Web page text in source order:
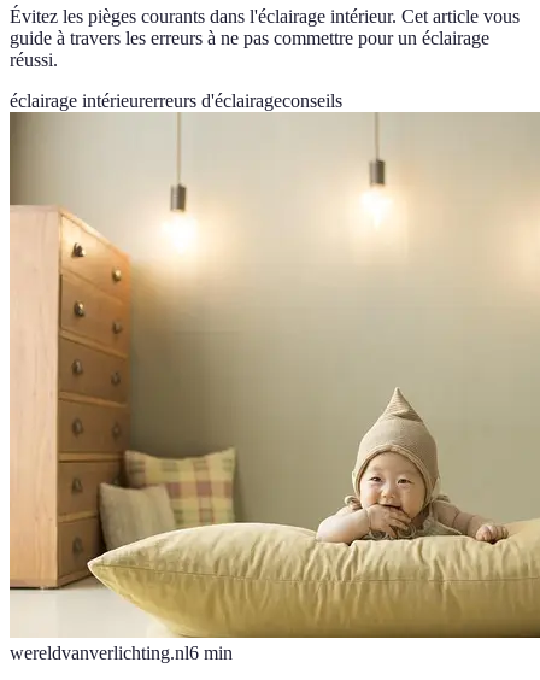
Évitez les pièges courants dans l'éclairage intérieur. Cet article vous
guide à travers les erreurs à ne pas commettre pour un éclairage
réussi.
éclairage intérieurerreurs d'éclairageconseils
wereldvanverlichting.nl6 min